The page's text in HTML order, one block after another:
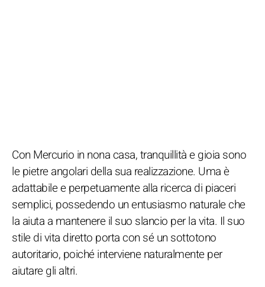
Con Mercurio in nona casa, tranquillità e gioia sono
le pietre angolari della sua realizzazione. Uma è
adattabile e perpetuamente alla ricerca di piaceri
semplici, possedendo un entusiasmo naturale che
la aiuta a mantenere il suo slancio per la vita. Il suo
stile di vita diretto porta con sé un sottotono
autoritario, poiché interviene naturalmente per
aiutare gli altri.